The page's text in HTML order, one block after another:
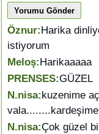
Yorumu Gönder
Öznur:Harika
istiyorum
Meloş:Harikaaaaa
PRENSES:GÜZEL
N.nisa:kuzenime
N.nisa:Çok güzel